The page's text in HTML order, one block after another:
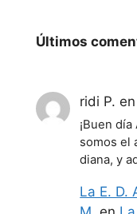
Últimos
ridi P. en
¡Buen
somos el
diana, y
La E. D.